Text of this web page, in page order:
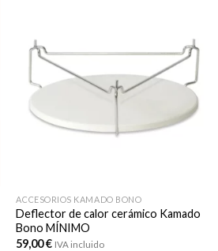
ACCESORIOS KAMADO BONO
Deflector de calor cerámico Kamado
Bono MÍNIMO
59,00€ IVA incluido